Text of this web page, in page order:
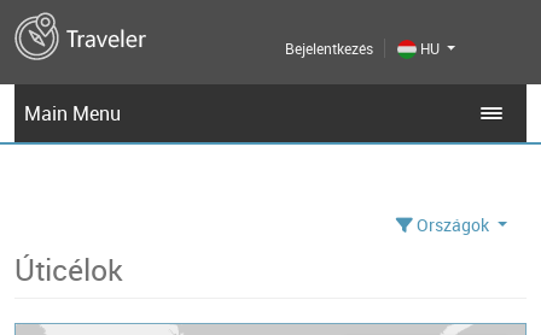
Bejelentkezés HU
Main Menu
Országok
Úticélok